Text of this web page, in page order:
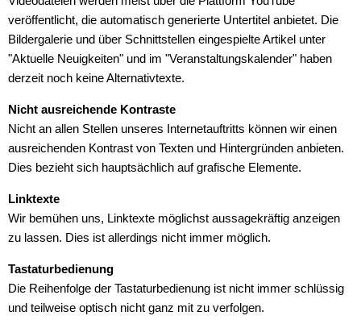
veröffentlicht, die automatisch generierte Untertitel anbietet. Die
Bildergalerie und über Schnittstellen eingespielte Artikel unter
"Aktuelle Neuigkeiten" und im "Veranstaltungskalender" haben
derzeit noch keine Alternativtexte.
Nicht ausreichende Kontraste
Nicht an allen Stellen unseres Internetauftritts können wir einen
ausreichenden Kontrast von Texten und Hintergründen anbieten.
Dies bezieht sich hauptsächlich auf grafische Elemente.
Linktexte
Wir bemühen uns, Linktexte möglichst aussagekräftig anzeigen
zu lassen. Dies ist allerdings nicht immer möglich.
Tastaturbedienung
Die Reihenfolge der Tastaturbedienung ist nicht immer schlüssig
und teilweise optisch nicht ganz mit zu verfolgen.